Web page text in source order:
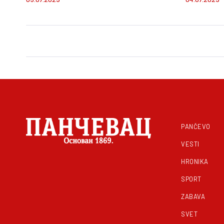
PANČEVO
VESTI
HRONIKA
SPORT
ZABAVA
SVET